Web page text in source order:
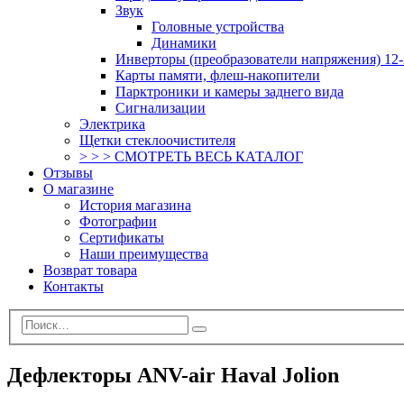
Звук
Головные устройства
Динамики
Инверторы (преобразователи напряжения)
Карты памяти, флеш-накопители
Парктроники и камеры заднего вида
Сигнализации
Электрика
Щетки стеклоочистителя
> > > СМОТРЕТЬ ВЕСЬ КАТАЛОГ
Отзывы
О магазине
История магазина
Фотографии
Сертификаты
Наши преимущества
Возврат товара
Контакты
Дефлекторы ANV-air Haval Jolion